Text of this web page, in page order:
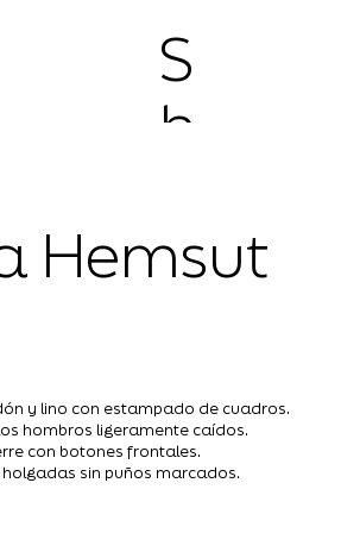
S
h
p
Hemsut
y lino con estampado de cuadros.
hombros ligeramente caídos.
con botones frontales.
sin puños marcados.